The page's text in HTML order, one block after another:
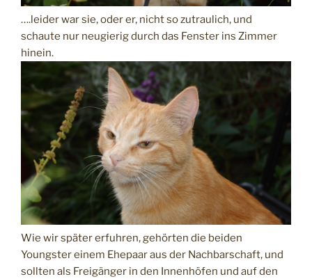
….leider war sie, oder er, nicht so zutraulich, und
schaute nur neugierig durch das Fenster ins Zimmer
hinein.
Wie wir später erfuhren, gehörten die beiden
Youngster einem Ehepaar aus der Nachbarschaft, und
sollten als Freigänger in den Innenhöfen und auf den